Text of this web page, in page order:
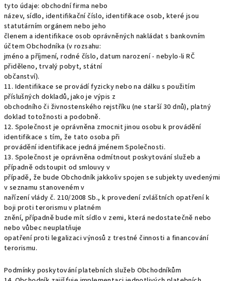
tyto údaje: obchodní firma nebo
název, sídlo, identifikační číslo, identifikace osob, které jsou
statutárním orgánem nebo jeho
členem a identifikace osob oprávněných nakládat s bankovním
účtem Obchodníka (v rozsahu:
jméno a příjmení, rodné číslo, datum narození - nebylo-li RČ
přiděleno, trvalý pobyt, státní
občanství).
11. Identifikace se provádí fyzicky nebo na dálku s použitím
příslušných dokladů, jako je výpis z
obchodního či živnostenského rejstříku (ne starší 30 dnů), platný
doklad totožnosti a podobně.
12. Společnost je oprávněna zmocnit jinou osobu k provádění
identifikace s tím, že tato osoba při
provádění identifikace jedná jménem Společnosti.
13. Společnost je oprávněna odmítnout poskytování služeb a
případně odstoupit od smlouvy v
případě, že bude Obchodník jakkoliv spojen se subjekty uvedenými
v seznamu stanoveném v
nařízení vlády č. 210/2008 Sb., k provedení zvláštních opatření k
boji proti terorismu v platném
znění, případně bude mít sídlo v zemi, která nedostatečně nebo
nebo vůbec neuplatňuje
opatření proti legalizaci výnosů z trestné činnosti a financování
terorismu.
Podmínky poskytování platebních služeb Obchodníkům